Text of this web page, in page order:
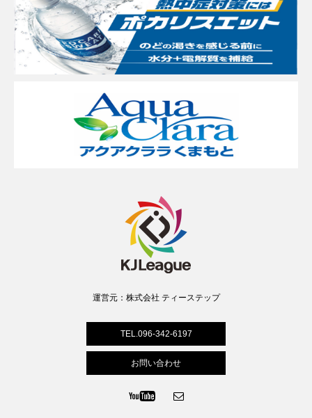
運営元：株式会社 ティーステップ​
TEL.096-342-6197
お問い合わせ